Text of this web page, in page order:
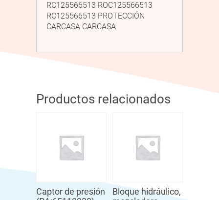
RC125566513 ROC125566513
RC125566513 PROTECCIÓN
CARCASA CARCASA
Productos relacionados
Captor de presión
Bloque hidráulico,